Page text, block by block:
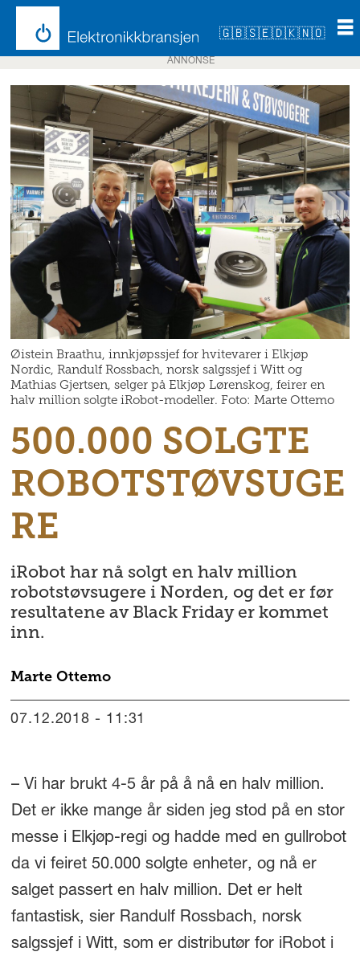
🇬🇧🇸🇪🇩🇰🇳🇴
ANNONSE
Øistein Braathu, innkjøpssjef for hvitevarer i Elkjøp
Nordic, Randulf Rossbach, norsk salgssjef i Witt og
Mathias Gjertsen, selger på Elkjøp Lørenskog, feirer en
halv million solgte iRobot-modeller. Foto: Marte Ottemo
500.000 SOLGTE
ROBOTSTØVSUGE
RE
iRobot har nå solgt en halv million
robotstøvsugere i Norden, og det er før
resultatene av Black Friday er kommet
inn.
Marte Ottemo
07.12.2018 - 11:31
– Vi har brukt 4-5 år på å nå en halv million.
Det er ikke mange år siden jeg stod på en stor
messe i Elkjøp-regi og hadde med en gullrobot
da vi feiret 50.000 solgte enheter, og nå er
salget passert en halv million. Det er helt
fantastisk, sier Randulf Rossbach, norsk
salgssjef i Witt, som er distributør for iRobot i